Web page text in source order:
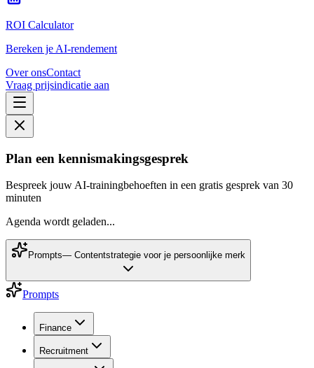
ROI Calculator
Bereken je AI-rendement
Over onsContact
Vraag prijsindicatie aan
Plan een kennismakingsgesprek
Bespreek jouw AI-trainingbehoeften in een gratis gesprek van 30
minuten
Agenda wordt geladen...
Prompts— Contentstrategie voor je persoonlijke merk
Prompts
Finance
Recruitment